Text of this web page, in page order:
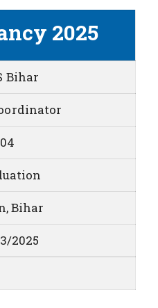
2025
Bihar
04
Bihar
2025